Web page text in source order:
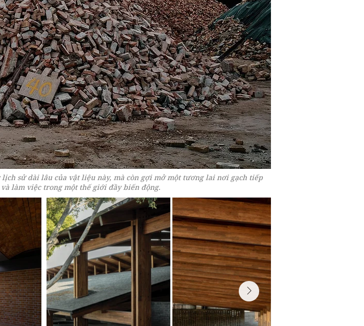
sử dài lâu của vật liệu này, mà còn gợi mở một tương lai nơi gạch tiếp
làm việc trong một thế giới đầy biến động.